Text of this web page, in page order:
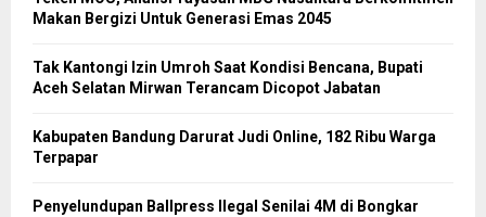
Makan Bergizi Untuk Generasi Emas 2045
Tak Kantongi Izin Umroh Saat Kondisi Bencana, Bupati
Aceh Selatan Mirwan Terancam Dicopot Jabatan
Kabupaten Bandung Darurat Judi Online, 182 Ribu Warga
Terpapar
Penyelundupan Ballpress Ilegal Senilai 4M di Bongkar